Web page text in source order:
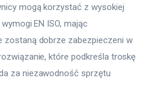
mogą korzystać z wysokiej
EN ISO, mając
zostaną dobrze zabezpieczeni w
które podkreśla troskę
za niezawodność sprzętu